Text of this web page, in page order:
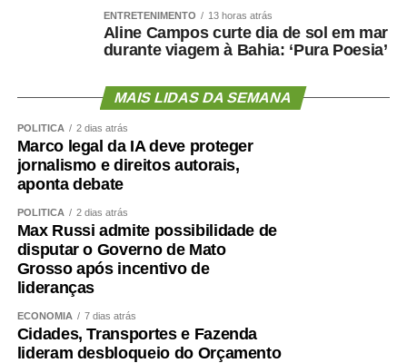
ENTRETENIMENTO 13 horas atrás
Aline Campos curte dia de sol em mar
durante viagem à Bahia: ‘Pura Poesia’
MAIS LIDAS DA SEMANA
POLÍTICA 2 dias atrás
Marco legal da IA deve proteger
jornalismo e direitos autorais,
aponta debate
POLÍTICA 2 dias atrás
Max Russi admite possibilidade de
disputar o Governo de Mato
Grosso após incentivo de
lideranças
ECONOMIA 7 dias atrás
Cidades, Transportes e Fazenda
lideram desbloqueio do Orçamento